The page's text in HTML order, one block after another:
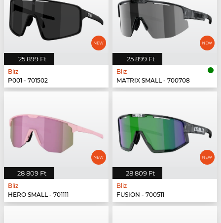
25 899 Ft
Bliz
P001 - 701502
25 899 Ft
Bliz
MATRIX SMALL - 700708
28 809 Ft
Bliz
HERO SMALL - 701111
28 809 Ft
Bliz
FUSION - 700511